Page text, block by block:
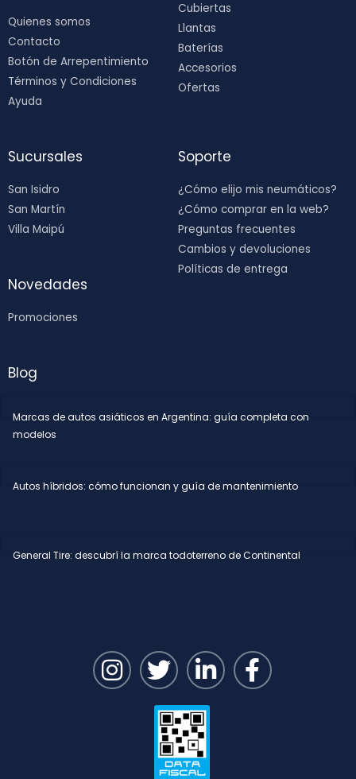
Quienes somos
Contacto
Botón de Arrepentimiento
Términos y Condiciones
Ayuda
Cubiertas
Llantas
Baterías
Accesorios
Ofertas
Sucursales
San Isidro
San Martín
Villa Maipú
Novedades
Promociones
Soporte
¿Cómo elijo mis neumáticos?
¿Cómo comprar en la web?
Preguntas frecuentes
Cambios y devoluciones
Políticas de entrega
Blog
Marcas de autos asiáticos en Argentina: guía completa con
modelos
Autos híbridos: cómo funcionan y guía de mantenimiento
General Tire: descubrí la marca todoterreno de Continental
I
n
T
w
i
t
t
L
i
n
e
F
a